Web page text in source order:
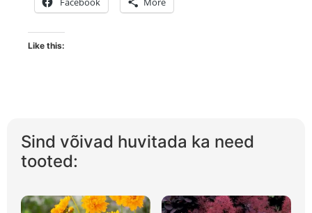
Like this:
Sind võivad huvitada ka need
tooted: